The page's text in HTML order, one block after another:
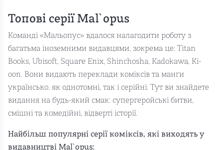
Топові серії Mal`opus
Команді «Мальопус» вдалося налагодити роботу з
багатьма іноземними видавцями, зокрема це: Titan
Books, Ubisoft, Square Enix, Shinchosha, Kadokawa, Ki-
oon. Вони видають переклади коміксів та манґи
українсько. як однотомні, так і серійні. Тут ви знайдете
видання на будь-який смак: супергеройські битви,
смішні та комедійні, відверті історії.
Найбільш популярні серії коміксів, які виходять у
видавництві Mal`opus: